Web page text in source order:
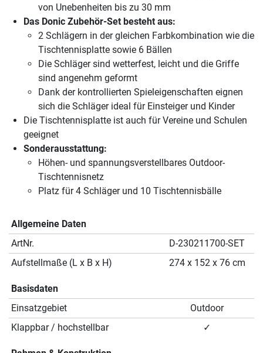
von Unebenheiten bis zu 30 mm
Das Donic Zubehör-Set besteht aus:
2 Schlägern in der gleichen Farbkombination wie die
Tischtennisplatte sowie 6 Bällen
Die Schläger sind wetterfest, leicht und die Griffe
sind angenehm geformt
Dank der kontrollierten Spieleigenschaften eignen
sich die Schläger ideal für Einsteiger und Kinder
Die Tischtennisplatte ist auch für Vereine und Schulen
geeignet
Sonderausstattung:
Höhen- und spannungsverstellbares Outdoor-
Tischtennisnetz
Platz für 4 Schläger und 10 Tischtennisbälle
Allgemeine Daten
ArtNr.
D-230211700-SET
Aufstellmaße (L x B x H)
274 x 152 x 76 cm
Basisdaten
Einsatzgebiet
Outdoor
Klappbar / hochstellbar
✓